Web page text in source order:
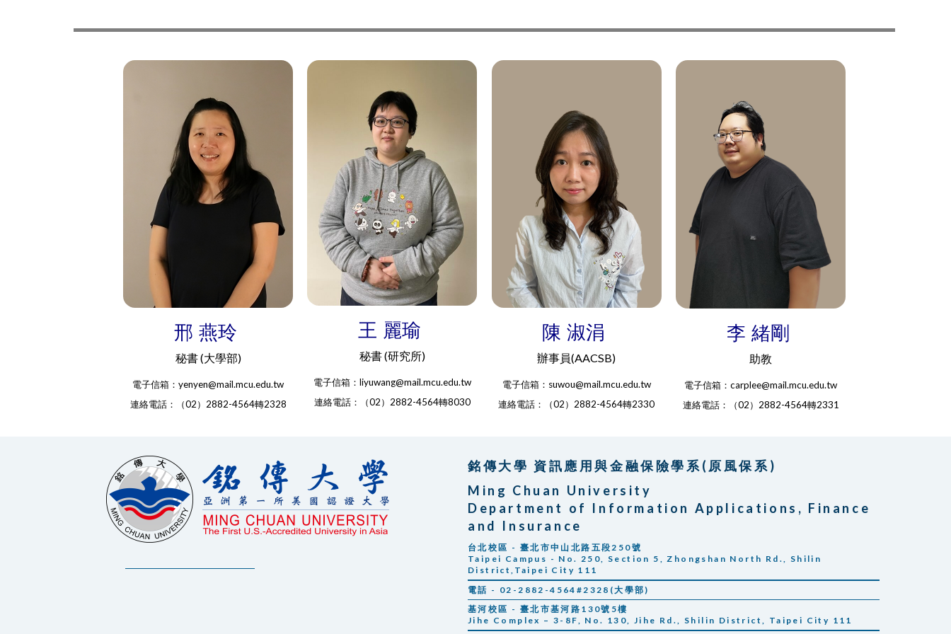
邢 燕玲
秘書 (大學部)
電子信箱：yenyen@mail.mcu.edu.tw
連絡電話：（02）2882-4564轉2328
王 麗瑜
秘書 (研究所)
電子信箱：liyuwang@mail.mcu.edu.tw
連絡電話：（02）2882-4564轉8030
陳 淑涓
辦事員(AACSB)
電子信箱：suwou@mail.mcu.edu.tw
連絡電話：（02）2882-4564轉2330
李 緒剛
助教
電子信箱：carplee@mail.mcu.edu.tw
連絡電話：（02）2882-4564轉2331
銘傳大學 資訊應用與金融保險學系(原風保系)
Ming Chuan University
Department of Information Applications, Finance
and Insurance
台北校區 - 臺北市中山北路五段250號
Taipei Campus - No. 250, Section 5, Zhongshan North Rd., Shilin
District,Taipei City 111
電話 - 02-2882-4564#2328(大學部)
基河校區 - 臺北市基河路130號5樓
Jihe Complex – 3-8F, No. 130, Jihe Rd., Shilin District, Taipei City 111